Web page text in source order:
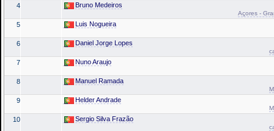
4 Bruno Medeiros
Açores -
5 Luis Nogueira
6 Daniel Jorge Lopes
7 Nuno Araujo
8 Manuel Ramada
9 Helder Andrade
10 Sergio Silva Frazão